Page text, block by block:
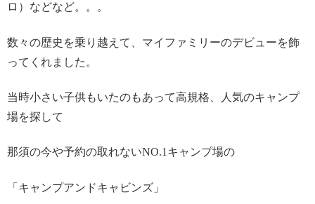
ロ）などなど。。。
数々の歴史を乗り越えて、マイファミリーのデビューを飾
ってくれました。
当時小さい子供もいたのもあって高規格、人気のキャンプ
場を探して
那須の今や予約の取れないNO.1キャンプ場の
「キャンプアンドキャビンズ」